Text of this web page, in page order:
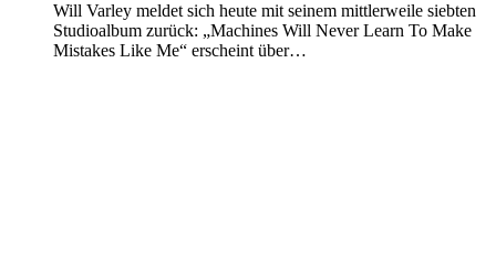
Will Varley meldet sich heute mit seinem mittlerweile siebten
Studioalbum zurück: „Machines Will Never Learn To Make
Mistakes Like Me“ erscheint über…